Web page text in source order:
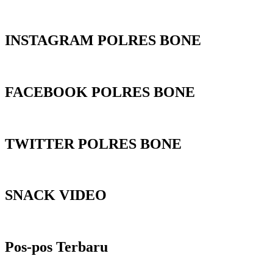
INSTAGRAM POLRES BONE
FACEBOOK POLRES BONE
TWITTER POLRES BONE
SNACK VIDEO
Pos-pos Terbaru